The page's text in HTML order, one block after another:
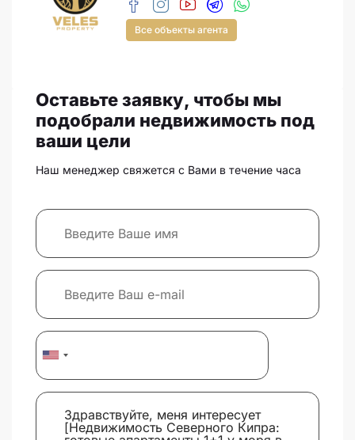
Все объекты агента
Оставьте заявку, чтобы мы
подобрали недвижимость под
ваши цели
Наш менеджер свяжется с Вами в течение часа